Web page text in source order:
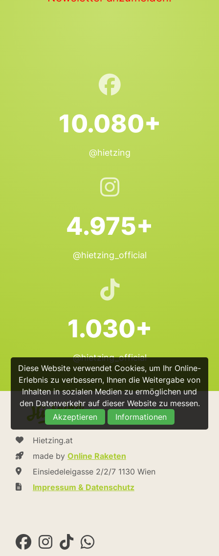
Diese Website verwendet Cookies, um Ihr Online-
Erlebnis zu verbessern, Ihnen die Weitergabe von
Inhalten in sozialen Medien zu ermöglichen und
den Datenverkehr auf dieser Website zu messen.
Akzeptieren
Informationen
10.080+
@hietzing
4.975+
@hietzing_official
1.030+
@hietzing_official
Hietzing.at
made by Online Raketen
Einsiedeleigasse 2/2/7 1130 Wien
Impressum & Datenschutz